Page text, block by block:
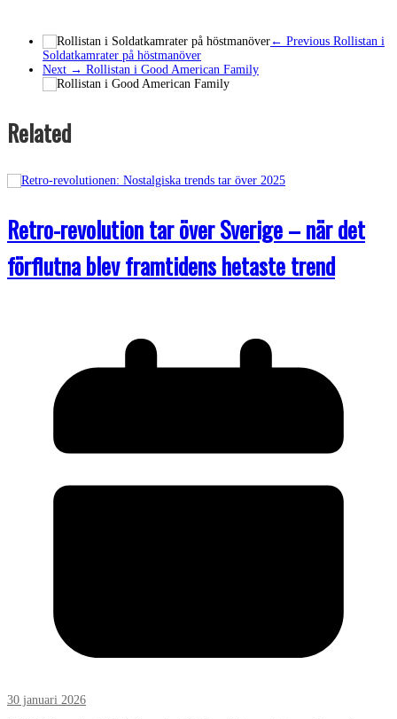
← Previous Rollistan i
Soldatkamrater på höstmanöver
Next → Rollistan i Good American Family
Related
Retro-revolution tar över Sverige – när det
förflutna blev framtidens hetaste trend
30 januari 2026